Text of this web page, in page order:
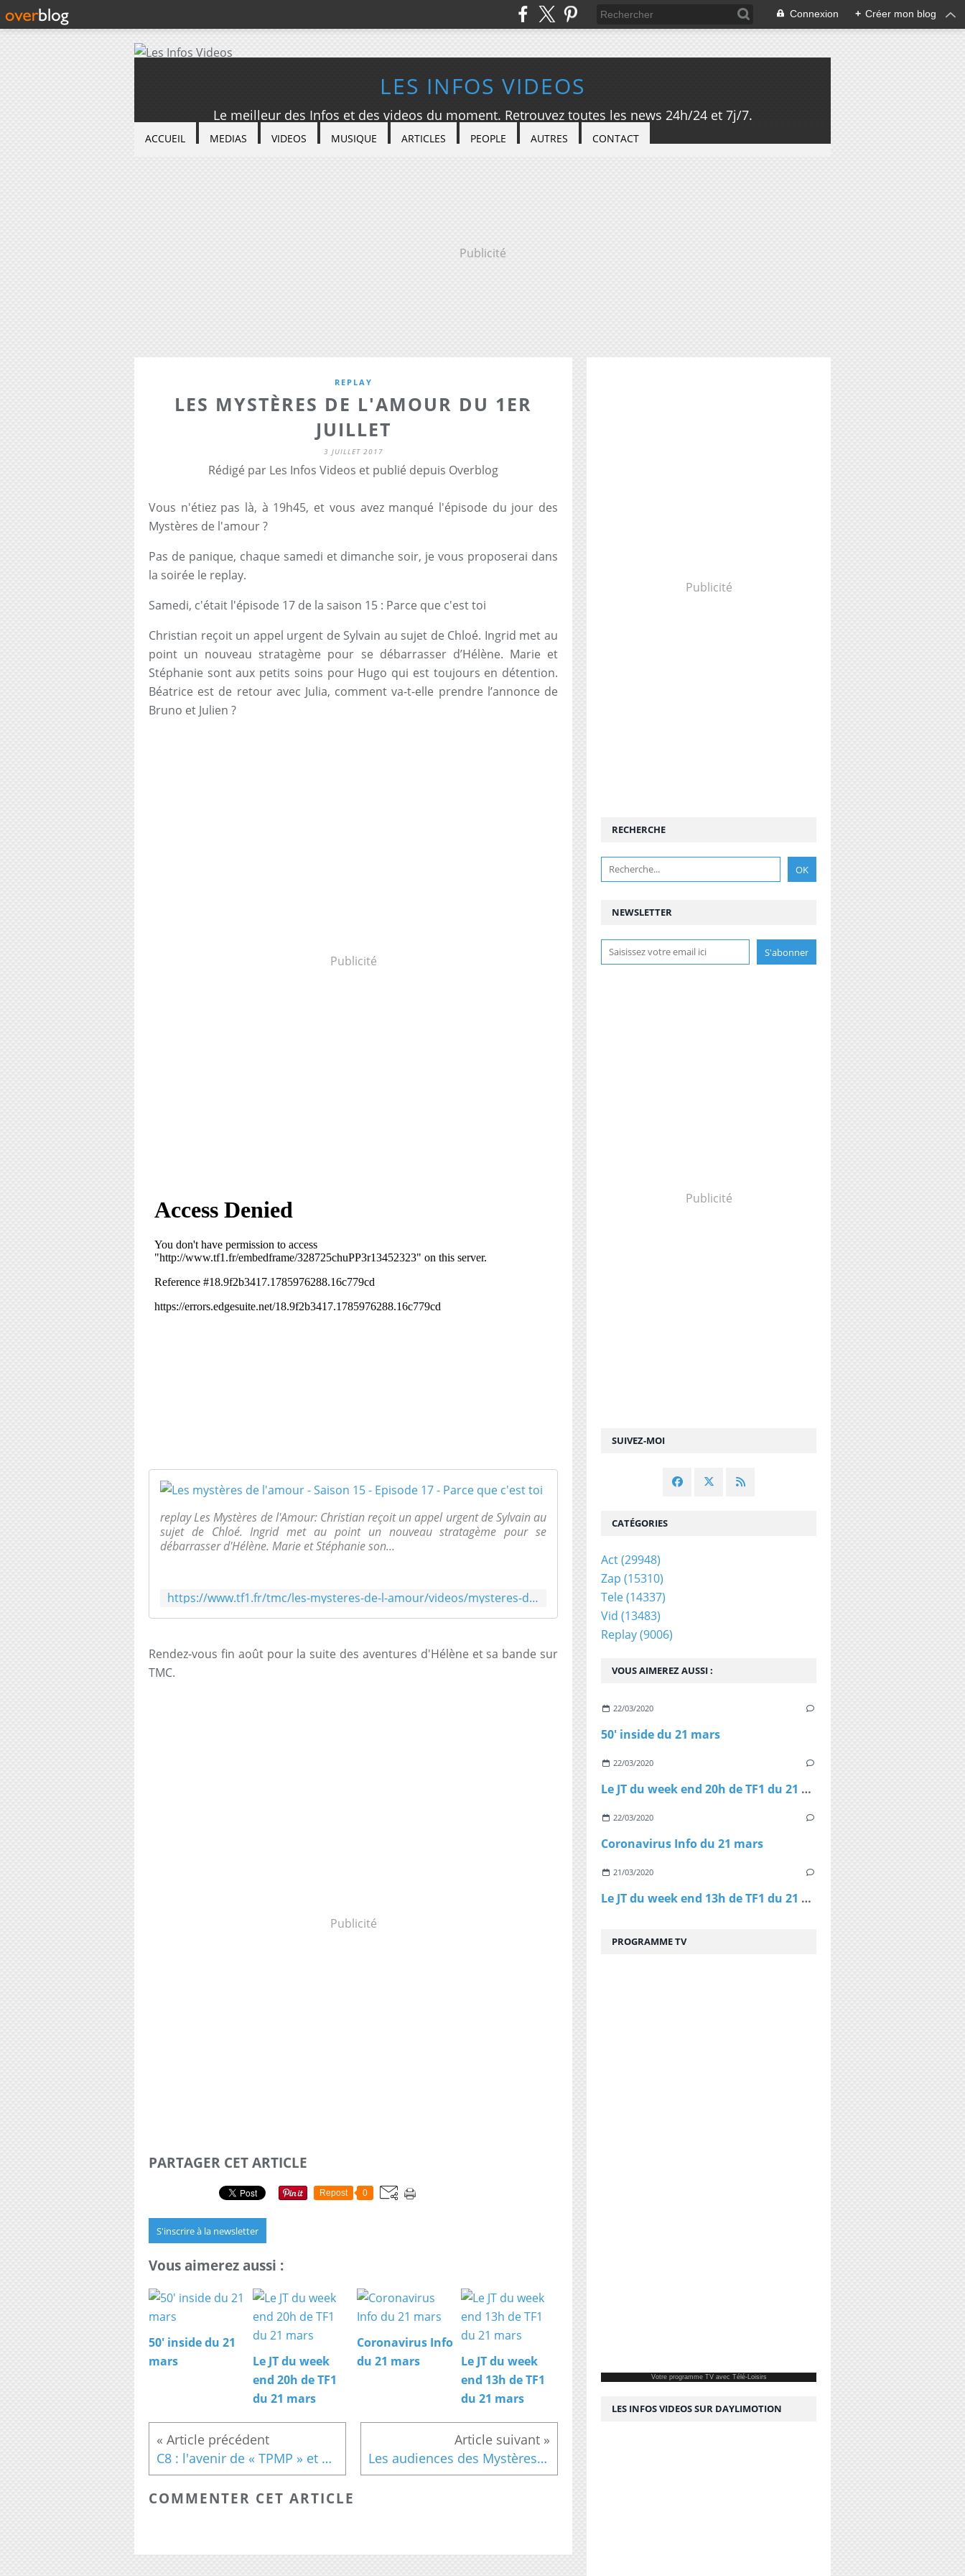
Connexion + Créer mon blog
LES INFOS VIDEOS
Le meilleur des Infos et des videos du moment. Retrouvez toutes les news 24h/24 et 7j/7.
ACCUEIL MEDIAS VIDEOS MUSIQUE ARTICLES PEOPLE AUTRES CONTACT
Publicité
REPLAY
LES MYSTÈRES DE L'AMOUR DU 1ER
JUILLET
3 JUILLET 2017
Rédigé par Les Infos Videos et publié depuis Overblog
Vous n'étiez pas là, à 19h45, et vous avez manqué l'épisode du jour des
Mystères de l'amour ?
Pas de panique, chaque samedi et dimanche soir, je vous proposerai dans
la soirée le replay.
Samedi, c'était l'épisode 17 de la saison 15 : Parce que c'est toi
Christian reçoit un appel urgent de Sylvain au sujet de Chloé. Ingrid met au
point un nouveau stratagème pour se débarrasser d’Hélène. Marie et
Stéphanie sont aux petits soins pour Hugo qui est toujours en détention.
Béatrice est de retour avec Julia, comment va-t-elle prendre l’annonce de
Bruno et Julien ?
Publicité
Les mystères de l'amour - Saison 15 - Episode 17 - Parce que
replay Les Mystères de l'Amour: Christian reçoit un appel urgent de Sylvain au
sujet de Chloé. Ingrid met au point un nouveau stratagème pour se
débarrasser d'Hélène. Marie et Stéphanie son...
https://www.tf1.fr/tmc/les-mysteres-de-l-amour/videos/mysteres-de-l-amour-saison-15-episode-17-c-toi.html
Rendez-vous fin août pour la suite des aventures d'Hélène et sa bande sur
TMC.
Publicité
PARTAGER CET ARTICLE
Repost 0
S'inscrire à la newsletter
Vous aimerez aussi :
50' inside du 21
mars
Le JT du week
end 20h de TF1
du 21 mars
Coronavirus Info
du 21 mars
Le JT du week
end 13h de TF1
du 21 mars
C8 : l'avenir de « TPMP » et de Cyril Hanouna en question Les audiences des Mystères de l'amour diffusée ce samedi 1er juillet
COMMENTER CET ARTICLE
Publicité
NEWSLETTER
SUIVEZ-MOI
RECHERCHE
Publicité
VOUS AIMEREZ AUSSI :
22/03/2020
50' inside du 21 mars
22/03/2020
Le JT du week end 20h de TF1 du 21 mars
22/03/2020
Coronavirus Info du 21 mars
21/03/2020
Le JT du week end 13h de TF1 du 21 mars
CATÉGORIES
Act(29948)
Zap (15310)
Tele(14337)
Vid (13483)
Replay(9006)
PROGRAMME TV
Votre programme TVavec Télé-Loisirs
LES INFOS VIDEOS SUR DAYLIMOTION